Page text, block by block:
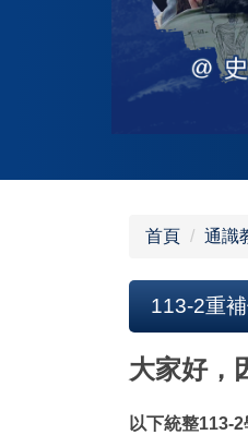
首頁 通識
113-2重
大家好，
以下統整113-